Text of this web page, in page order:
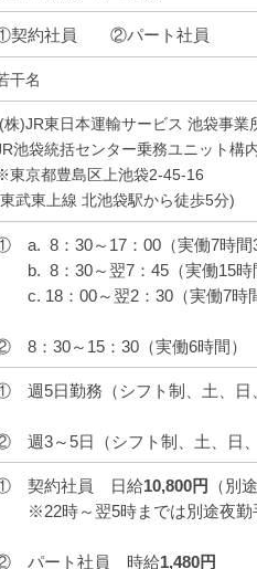
契約社員 ②パート社員
干名
(株)JR東日本運輸サービス 池袋事業
池袋統括センター乗務ユニット構
東京都豊島区上池袋2-45-16
武東上線 北池袋駅から徒歩5分)
a. 8：30～17：00（実働7時間
b. 8：30～翌7：45（実働15時
c. 18：00～翌2：30（実働7時間
8：30～15：30（実働6時間）
週5日勤務（シフト制、土、日
週3～5日（シフト制、土、日、
契約社員 日給10,800円 （別
※22時～翌5時までは別途夜勤
パート社員 時給1,480円